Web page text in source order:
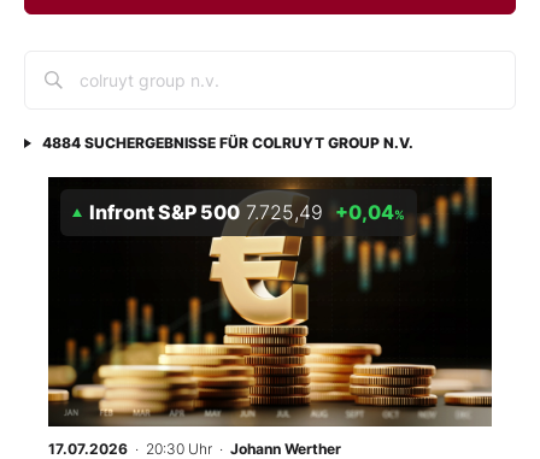
Abo & Shop
BO-Musterdepots
Experten
Mein B:O
Mein Konto
4884 SUCHERGEBNISSE FÜR COLRUYT GROUP N.V.
Infront S&P 500 7.725,49 +0,04%
17.07.2026 · 20:30 Uhr · Johann Werther